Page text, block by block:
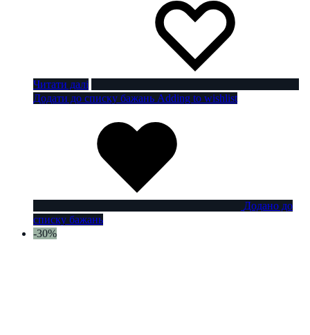
Читати далі
Додати до списку бажань Adding to wishlist
Додано до
списку бажань
-30%